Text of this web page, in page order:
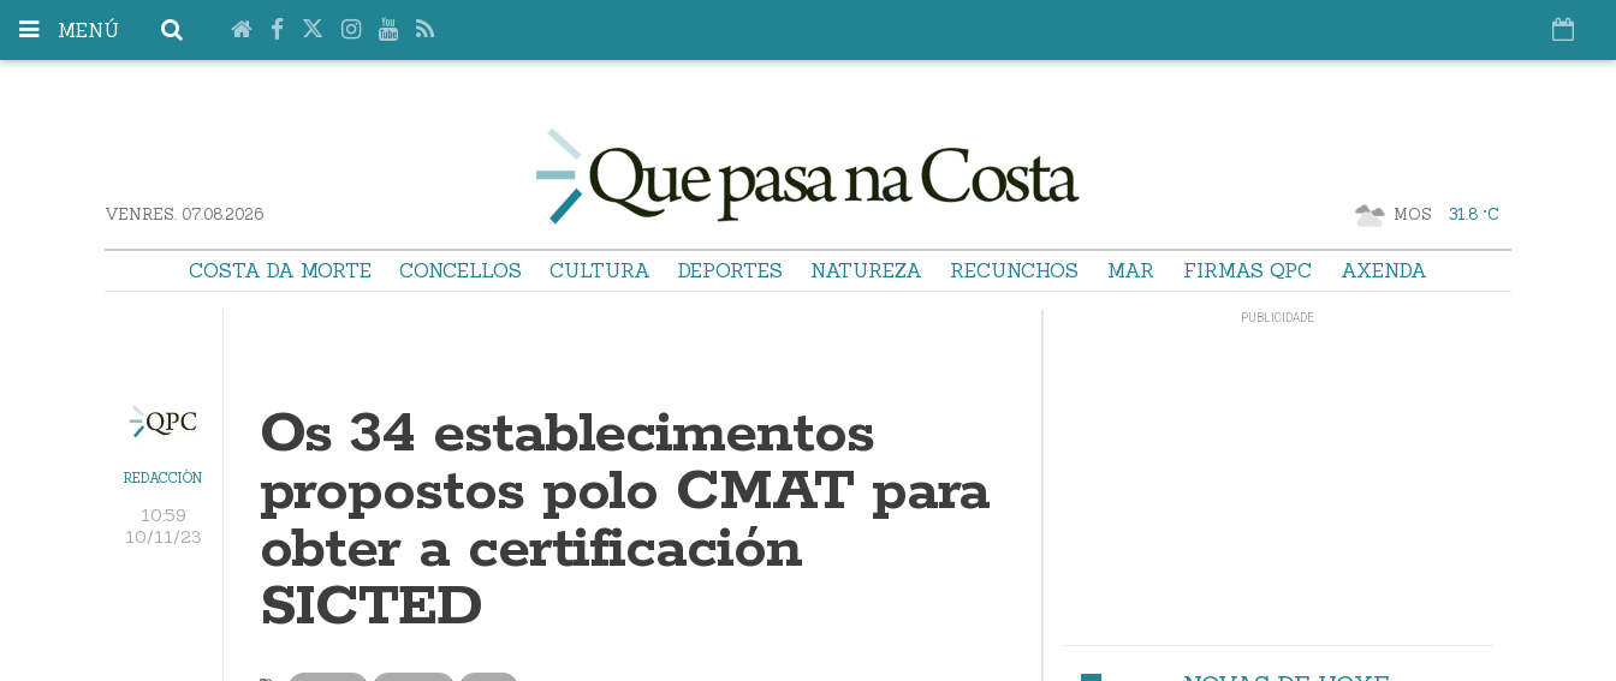
MENÚ
VENRES. 07.08.2026 MOS 31.8 °C
COSTA DA MORTE CONCELLOS CULTURA DEPORTES NATUREZA RECUNCHOS MAR FIRMAS QPC AXENDA
REDACCIÓN
10:59
10/11/23
Os 34 establecimentos
propostos polo CMAT para
obter a certificación
SICTED